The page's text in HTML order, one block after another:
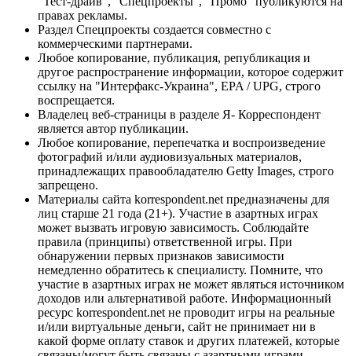
правах рекламы.
Раздел Спецпроекты создается совместно с
коммерческими партнерами.
Любое копирование, публикация, републикация и
другое распространение информации, которое содержит
ссылку на "Интерфакс-Украина", EPA / UPG, строго
воспрещается.
Владелец веб-страницы в разделе Я- Корреспондент
является автор публикации.
Любое копирование, перепечатка и воспроизведение
фотографий и/или аудиовизуальных материалов,
принадлежащих правообладателю Getty Images, строго
запрещено.
Материалы сайта korrespondent.net предназначены для
лиц старше 21 года (21+). Участие в азартных играх
может вызвать игровую зависимость. Соблюдайте
правила (принципы) ответственной игры. При
обнаружении первых признаков зависимости
немедленно обратитесь к специалисту. Помните, что
участие в азартных играх не может являться источником
доходов или альтернативой работе. Информационный
ресурс korrespondent.net не проводит игры на реальные
и/или виртуальные деньги, сайт не принимает ни в
какой форме оплату ставок и других платежей, которые